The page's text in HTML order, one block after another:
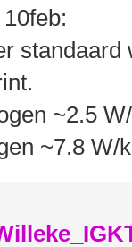
standaard
~2.5
~7.8 W/